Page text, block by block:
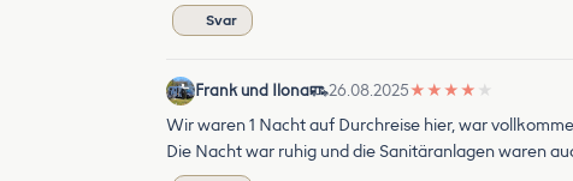
Svar
Frank und Ilona 26.08.2025★ ★ ★ ★ ★
Wir waren 1 Nacht auf Durchreise hier, war
Die Nacht war ruhig und die Sanitäranlagen waren